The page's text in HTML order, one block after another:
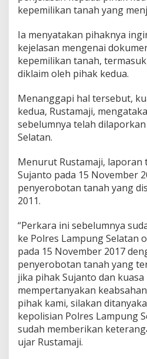
u
H
a
s
a
n
K
p
a
k
a
n
kepemilikan tanah yang
Ia menyatakan pihaknya
kejelasan mengenai
kepemilikan tanah,
diklaim oleh pihak kedua.
Menanggapi hal tersebut,
kedua, Rustamaji,
sebelumnya telah
Selatan.
Menurut Rustamaji, laporan
Sujanto pada 15 November
penyerobotan tanah yang
2011.
“Perkara ini sebelumnya
ke Polres Lampung Selatan
pada 15 November 2017
penyerobotan tanah yang
jika pihak Sujanto dan
mempertanyakan
pihak kami, silakan
kepolisian Polres Lampung
sudah memberikan
ujar Rustamaji.